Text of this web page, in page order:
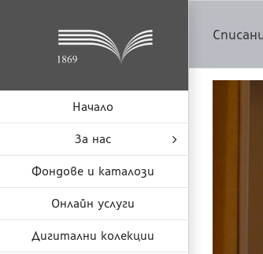
Начало
За нас
Фондове и каталози
Онлайн услуги
Дигитални колекции